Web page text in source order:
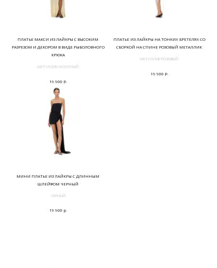
ПЛАТЬЕ МАКСИ ИЗ ЛАЙКРЫ С ВЫСОКИМ
РАЗРЕЗОМ И ДЕКОРОМ В ВИДЕ РЫБОЛОВНОГО
КРЮКА
МЕТАЛЛИК МОЛОЧЫЙ
19 900 р.
ПЛАТЬЕ ИЗ ЛАЙКРЫ НА ТОНКИХ БРЕТЕЛЯХ СО
СБОРКОЙ НА СПИНЕ РОЗОВЫЙ МЕТАЛЛИК
МЕТАЛЛИК РОЗОВЫЙ
19 900 р.
МИНИ ПЛАТЬЕ ИЗ ЛАЙКРЫ С ДЛИННЫМ
ШЛЕЙФОМ ЧЕРНЫЙ
ЧЕРНЫЙ
19 900 р.